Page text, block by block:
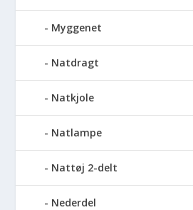
Myggenet
Natdragt
Natkjole
Natlampe
Nattøj 2-delt
Nederdel